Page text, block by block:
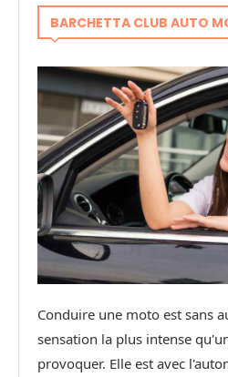
BARCHETTA CLUB AUTO
Conduire une moto est sans
sensation la plus intense
provoquer. Elle est avec